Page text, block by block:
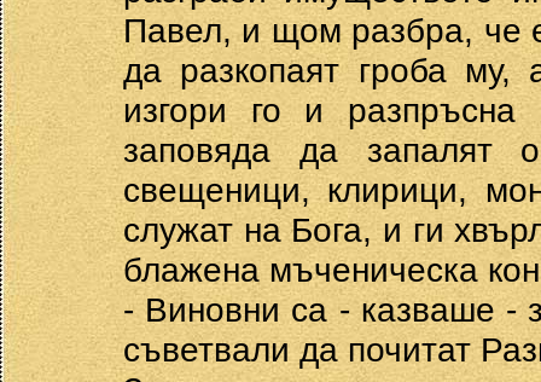
Павел, и щом разбра, че
да разкопаят гроба му,
изгори го и
заповяда да запалят
свещеници, клирици,
служат на Бога, и ги
блажена мъченическа
- Виновни са - казваше -
съветвали да почитат